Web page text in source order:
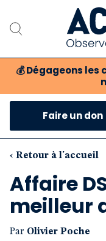
💰 Dégageons les
Notre
Faire un don
‹ Retour à l'accueil
Affaire
meilleur
Par Olivier Poche